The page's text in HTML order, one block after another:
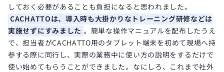
しておく必要があることも負担になると思われました。
CACHATTOは、導入時も大掛かりなトレーニング研修などは
実施せずにすみました 。簡単な操作マニュアルを配布したうえ
で、担当者がCACHATTO用のタブレット端末を初めて現場へ持
参する際に同行し、実際の業務中に使い方の説明をするだけで
使い始めてもらうことができました。なにしろ、これまで社外